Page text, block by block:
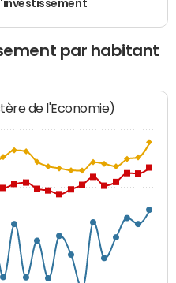
par habitant
de l'Economie)